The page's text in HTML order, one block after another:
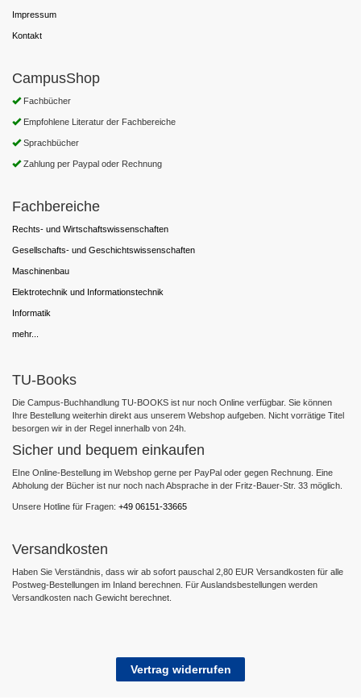
Impressum
Kontakt
CampusShop
Fachbücher
Empfohlene Literatur der Fachbereiche
Sprachbücher
Zahlung per Paypal oder Rechnung
Fachbereiche
Rechts- und Wirtschaftswissenschaften
Gesellschafts- und Geschichtswissenschaften
Maschinenbau
Elektrotechnik und Informationstechnik
Informatik
mehr...
TU-Books
Die Campus-Buchhandlung TU-BOOKS ist nur noch Online verfügbar. Sie können
Ihre Bestellung weiterhin direkt aus unserem Webshop aufgeben. Nicht vorrätige Titel
besorgen wir in der Regel innerhalb von 24h.
Sicher und bequem einkaufen
EIne Online-Bestellung im Webshop gerne per PayPal oder gegen Rechnung. Eine
Abholung der Bücher ist nur noch nach Absprache in der Fritz-Bauer-Str. 33 möglich.
Unsere Hotline für Fragen: +49 06151-33665
Versandkosten
Haben Sie Verständnis, dass wir ab sofort pauschal 2,80 EUR Versandkosten für alle
Postweg-Bestellungen im Inland berechnen. Für Auslandsbestellungen werden
Versandkosten nach Gewicht berechnet.
Vertrag widerrufen